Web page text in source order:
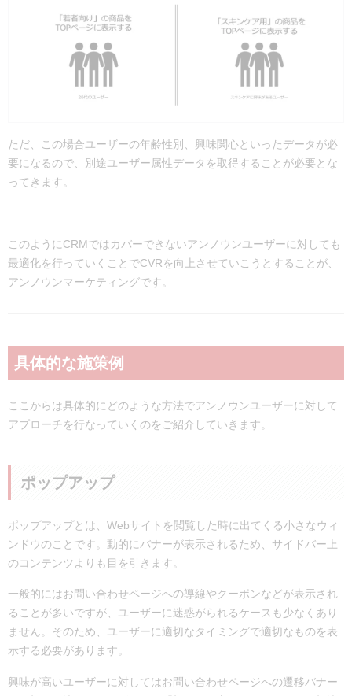
ただ、この場合ユーザーの年齢性別、興味関心といったデータが必
要になるので、別途ユーザー属性データを取得することが必要とな
ってきます。
このようにCRMではカバーできないアンノウンユーザーに対しても
最適化を行っていくことでCVRを向上させていこうとすることが、
アンノウンマーケティングです。
具体的な施策例
ここからは具体的にどのような方法でアンノウンユーザーに対して
アプローチを行なっていくのをご紹介していきます。
ポップアップ
ポップアップとは、Webサイトを閲覧した時に出てくる小さなウィ
ンドウのことです。動的にバナーが表示されるため、サイドバー上
のコンテンツよりも目を引きます。
一般的にはお問い合わせページへの導線やクーポンなどが表示され
ることが多いですが、ユーザーに迷惑がられるケースも少なくあり
ません。そのため、ユーザーに適切なタイミングで適切なものを表
示する必要があります。
興味が高いユーザーに対してはお問い合わせページへの遷移バナー